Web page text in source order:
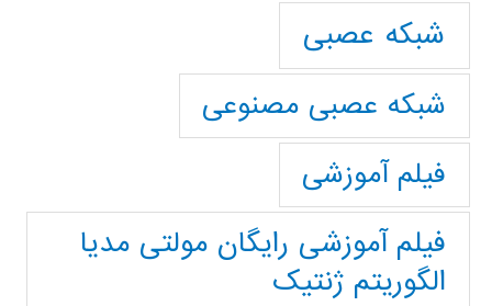
شبکه عصبی
شبکه عصبی مصنوعی
فیلم آموزشی
فیلم آموزشی رایگان مولتی مدیا
الگوریتم ژنتیک